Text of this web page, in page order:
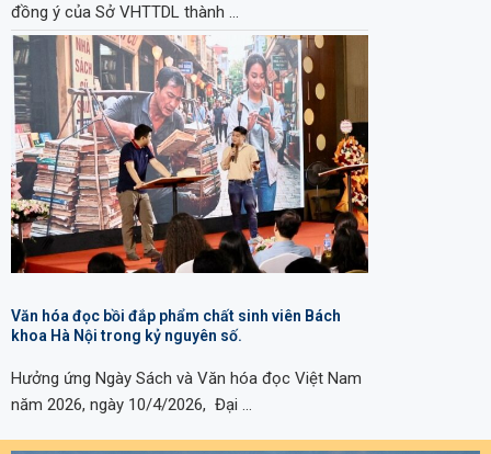
đồng ý của Sở VHTTDL thành …
Văn hóa đọc bồi đắp phẩm chất sinh viên Bách
khoa Hà Nội trong kỷ nguyên số.
Hưởng ứng Ngày Sách và Văn hóa đọc Việt Nam
năm 2026, ngày 10/4/2026, Đại …